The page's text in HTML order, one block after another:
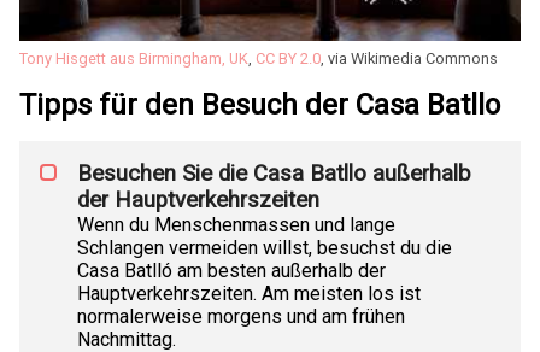
Tony Hisgett aus Birmingham, UK CC BY 2.0 , via Wikimedia Commons
Tipps für den Besuch der Casa Batllo
Besuchen Sie die Casa Batllo außerhalb
der Hauptverkehrszeiten
Wenn du Menschenmassen und lange
Schlangen vermeiden willst, besuchst du die
Casa Batlló am besten außerhalb der
Hauptverkehrszeiten. Am meisten los ist
normalerweise morgens und am frühen
Nachmittag.